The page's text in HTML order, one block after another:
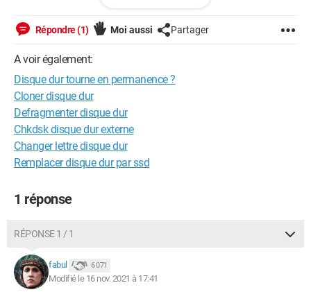
Répondre (1) Moi aussi Partager
A voir également:
Disque dur tourne en permanence ?
Cloner disque dur
Defragmenter disque dur
Chkdsk disque dur externe
Changer lettre disque dur
Remplacer disque dur par ssd
1 réponse
RÉPONSE 1 / 1
fabul 6 071
Modifié le 16 nov. 2021 à 17:41